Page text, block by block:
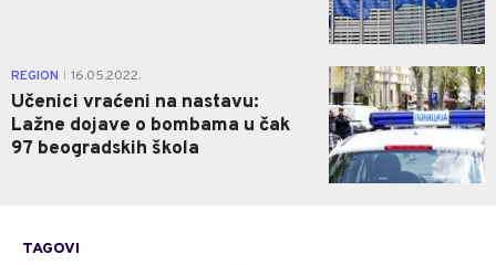
REGION 16.05.2022.
Učenici vraćeni na nastavu:
Lažne dojave o bombama u čak
97 beogradskih škola
0
TAGOVI